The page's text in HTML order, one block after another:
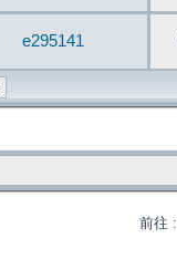
e295141
前往 :